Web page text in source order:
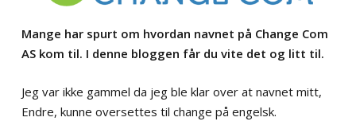
Mange har spurt om hvordan navnet på Change Com
AS kom til. I denne bloggen får du vite det og litt til.
Jeg var ikke gammel da jeg ble klar over at navnet mitt,
Endre, kunne oversettes til change på engelsk.